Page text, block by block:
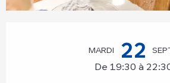
MARDI 22
De 19:30 à